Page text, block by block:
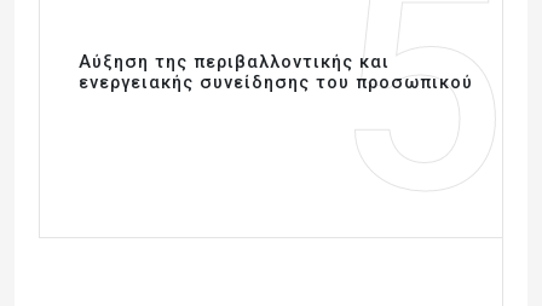
Αύξηση της περιβαλλοντικής και
ενεργειακής συνείδησης του προσωπικού
5